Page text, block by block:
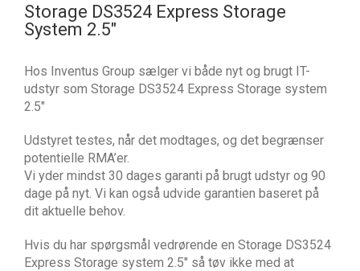
Storage DS3524 Express Storage
System 2.5″
Hos Inventus Group sælger vi både nyt og brugt IT-
udstyr som Storage DS3524 Express Storage system
2.5″
Udstyret testes, når det modtages, og det begrænser
potentielle RMA’er.
Vi yder mindst 30 dages garanti på brugt udstyr og 90
dage på nyt. Vi kan også udvide garantien baseret på
dit aktuelle behov.
Hvis du har spørgsmål vedrørende en Storage DS3524
Express Storage system 2.5″ så tøv ikke med at